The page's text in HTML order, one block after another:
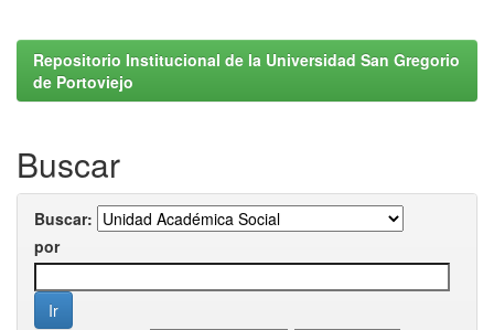
Repositorio Institucional de la Universidad San Gregorio
de Portoviejo
Buscar
Buscar:
por